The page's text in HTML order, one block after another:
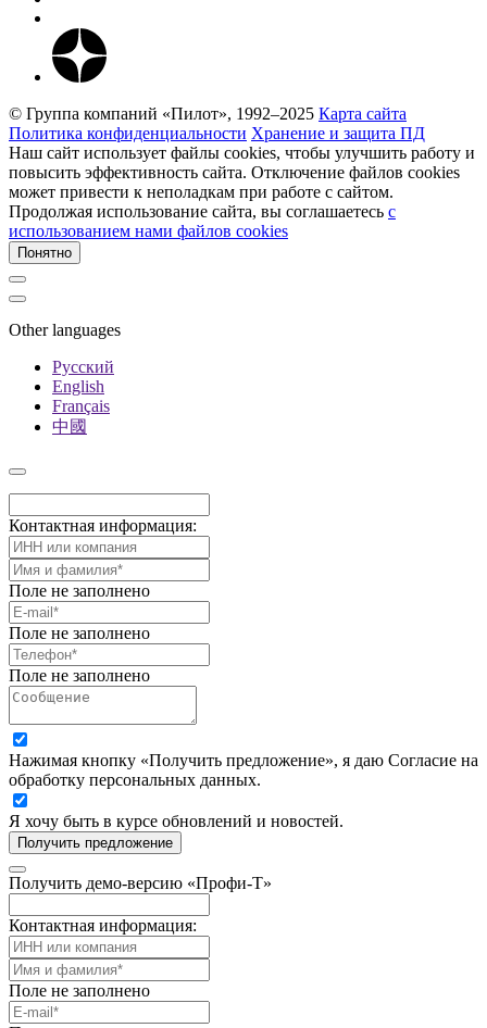
© Группа компаний «Пилот», 1992–2025 Карта сайта
Политика конфиденциальности Хранение и защита ПД
Наш сайт использует файлы cookies, чтобы улучшить работу и
повысить эффективность сайта. Отключение файлов cookies
может привести к неполадкам при работе с сайтом.
Продолжая использование сайта, вы соглашаетесь c
использованием нами файлов cookies
Понятно
Other languages
Русский
English
Français
中國
Контактная информация:
Поле не заполнено
Поле не заполнено
Поле не заполнено
Нажимая кнопку «Получить предложение», я даю Согласие на
обработку персональных данных.
Я хочу быть в курсе обновлений и новостей.
Получить предложение
Получить демо-версию «Профи-Т»
Контактная информация:
Поле не заполнено